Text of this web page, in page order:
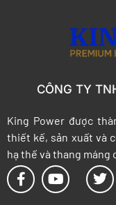
CÔNG TY
King Power được
thiết kế, sản xuất và
hạ thế và thang máng